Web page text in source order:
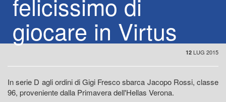
giocare in Virtus
12 LUG 2015
In serie D agli ordini di Gigi Fresco sbarca Jacopo Rossi, classe
96, proveniente dalla Primavera dell'Hellas Verona.